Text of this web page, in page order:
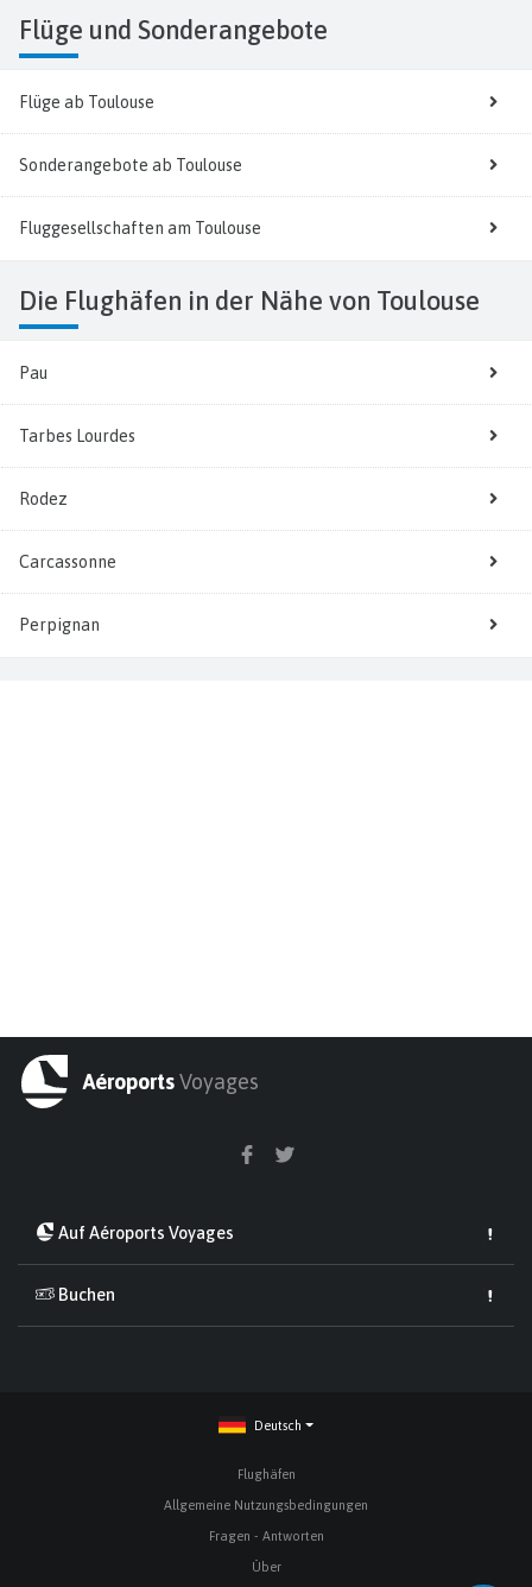
Flüge und Sonderangebote
Flüge ab Toulouse
Sonderangebote ab Toulouse
Fluggesellschaften am Toulouse
Die Flughäfen in der Nähe von Toulouse
Pau
Tarbes Lourdes
Rodez
Carcassonne
Perpignan
AéroportsVoyages
Auf Aéroports Voyages
Buchen
Deutsch
Flughäfen
Allgemeine Nutzungsbedingungen
Fragen - Antworten
Über